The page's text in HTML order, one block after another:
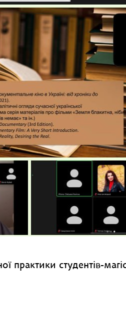
практики студентів-